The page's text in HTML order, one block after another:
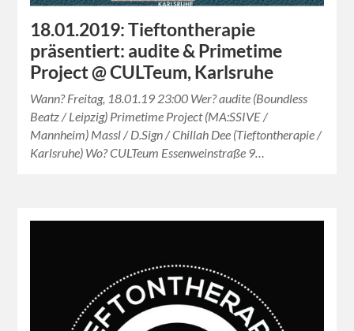
18.01.2019: Tieftontherapie
präsentiert: audite & Primetime
Project @ CULTeum, Karlsruhe
Wann? Freitag, 18.01.19 23:00 Wer? audite (Boundless
Beatz / Leipzig) Primetime Project (MA:SSIVE /
Mannheim) Massl / D.Sign / Chillah Dee (Tieftontherapie /
Karlsruhe) Wo? CULTeum Essenweinstraße 9…